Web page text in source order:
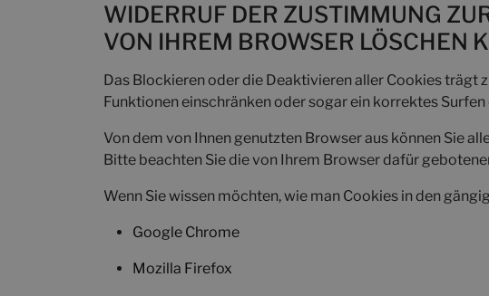
WIDERRUF DER ZUSTIMMUNG
VON IHREM BROWSER LÖSCHEN
Das Blockieren oder die Deaktivieren aller Cookies trägt
Funktionen einschränken oder sogar ein korrektes
Von dem von Ihnen genutzten Browser aus können Sie
Bitte beachten Sie die von Ihrem Browser dafür
Wenn Sie wissen möchten, wie man Cookies in den
Google Chrome
Mozilla Firefox